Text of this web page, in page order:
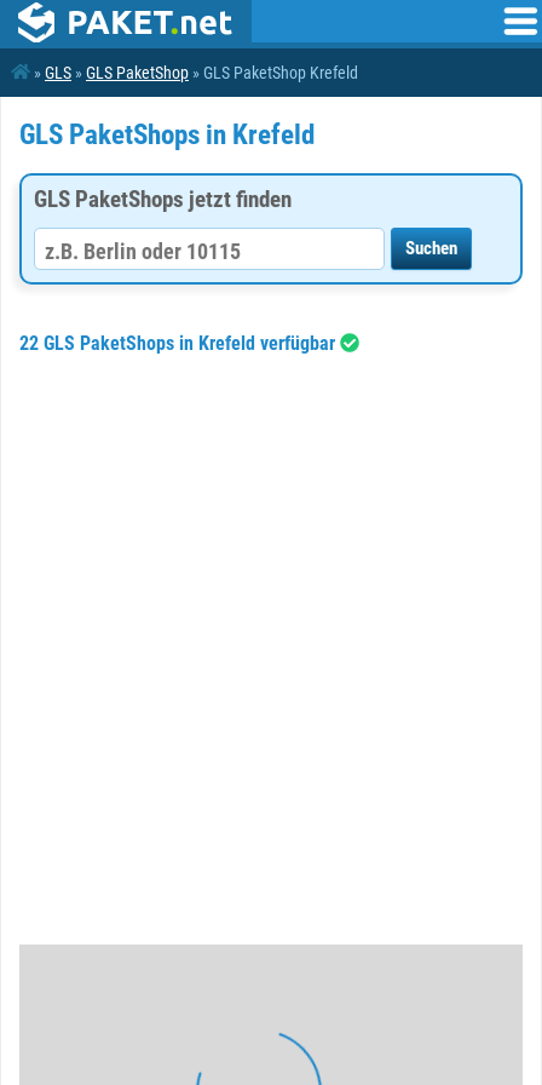
»GLS »GLS PaketShop » GLS PaketShop Krefeld
GLS PaketShops in Krefeld
GLS PaketShops jetzt finden
22 GLS PaketShops in Krefeld verfügbar